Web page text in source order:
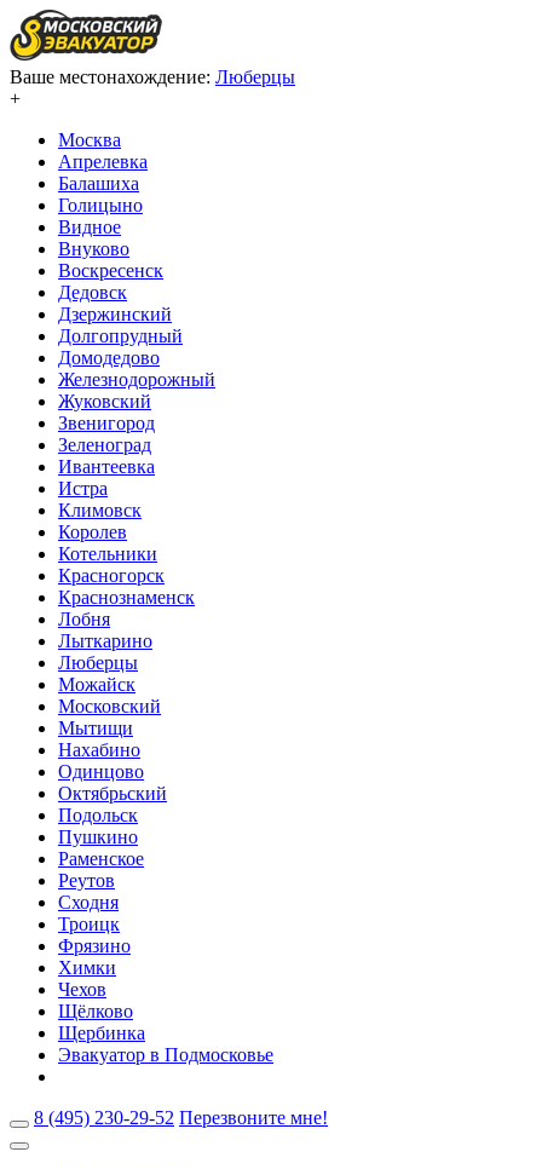
Ваше местонахождение: Люберцы
+
Москва
Апрелевка
Балашиха
Голицыно
Видное
Внуково
Воскресенск
Дедовск
Дзержинский
Долгопрудный
Домодедово
Железнодорожный
Жуковский
Звенигород
Зеленоград
Ивантеевка
Истра
Климовск
Королев
Котельники
Красногорск
Краснознаменск
Лобня
Лыткарино
Люберцы
Можайск
Московский
Мытищи
Нахабино
Одинцово
Октябрьский
Подольск
Пушкино
Раменское
Реутов
Сходня
Троицк
Фрязино
Химки
Чехов
Щёлково
Щербинка
Эвакуатор в Подмосковье
8 (495) 230-29-52 Перезвоните мне!